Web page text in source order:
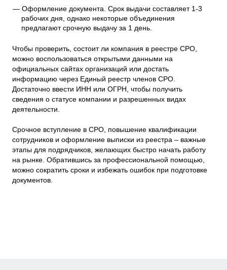
Оформление документа. Срок выдачи составляет 1-3
рабочих дня, однако некоторые объединения
предлагают срочную выдачу за 1 день.
Чтобы проверить, состоит ли компания в реестре СРО,
можно воспользоваться открытыми данными на
официальных сайтах организаций или достать
информацию через Единый реестр членов СРО.
Достаточно ввести ИНН или ОГРН, чтобы получить
сведения о статусе компании и разрешенных видах
деятельности.
Срочное вступление в СРО, повышение квалификации
сотрудников и оформление выписки из реестра – важные
этапы для подрядчиков, желающих быстро начать работу
на рынке. Обратившись за профессиональной помощью,
можно сократить сроки и избежать ошибок при подготовке
документов.